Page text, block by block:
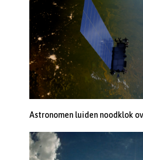
Astronomen luiden noodklok